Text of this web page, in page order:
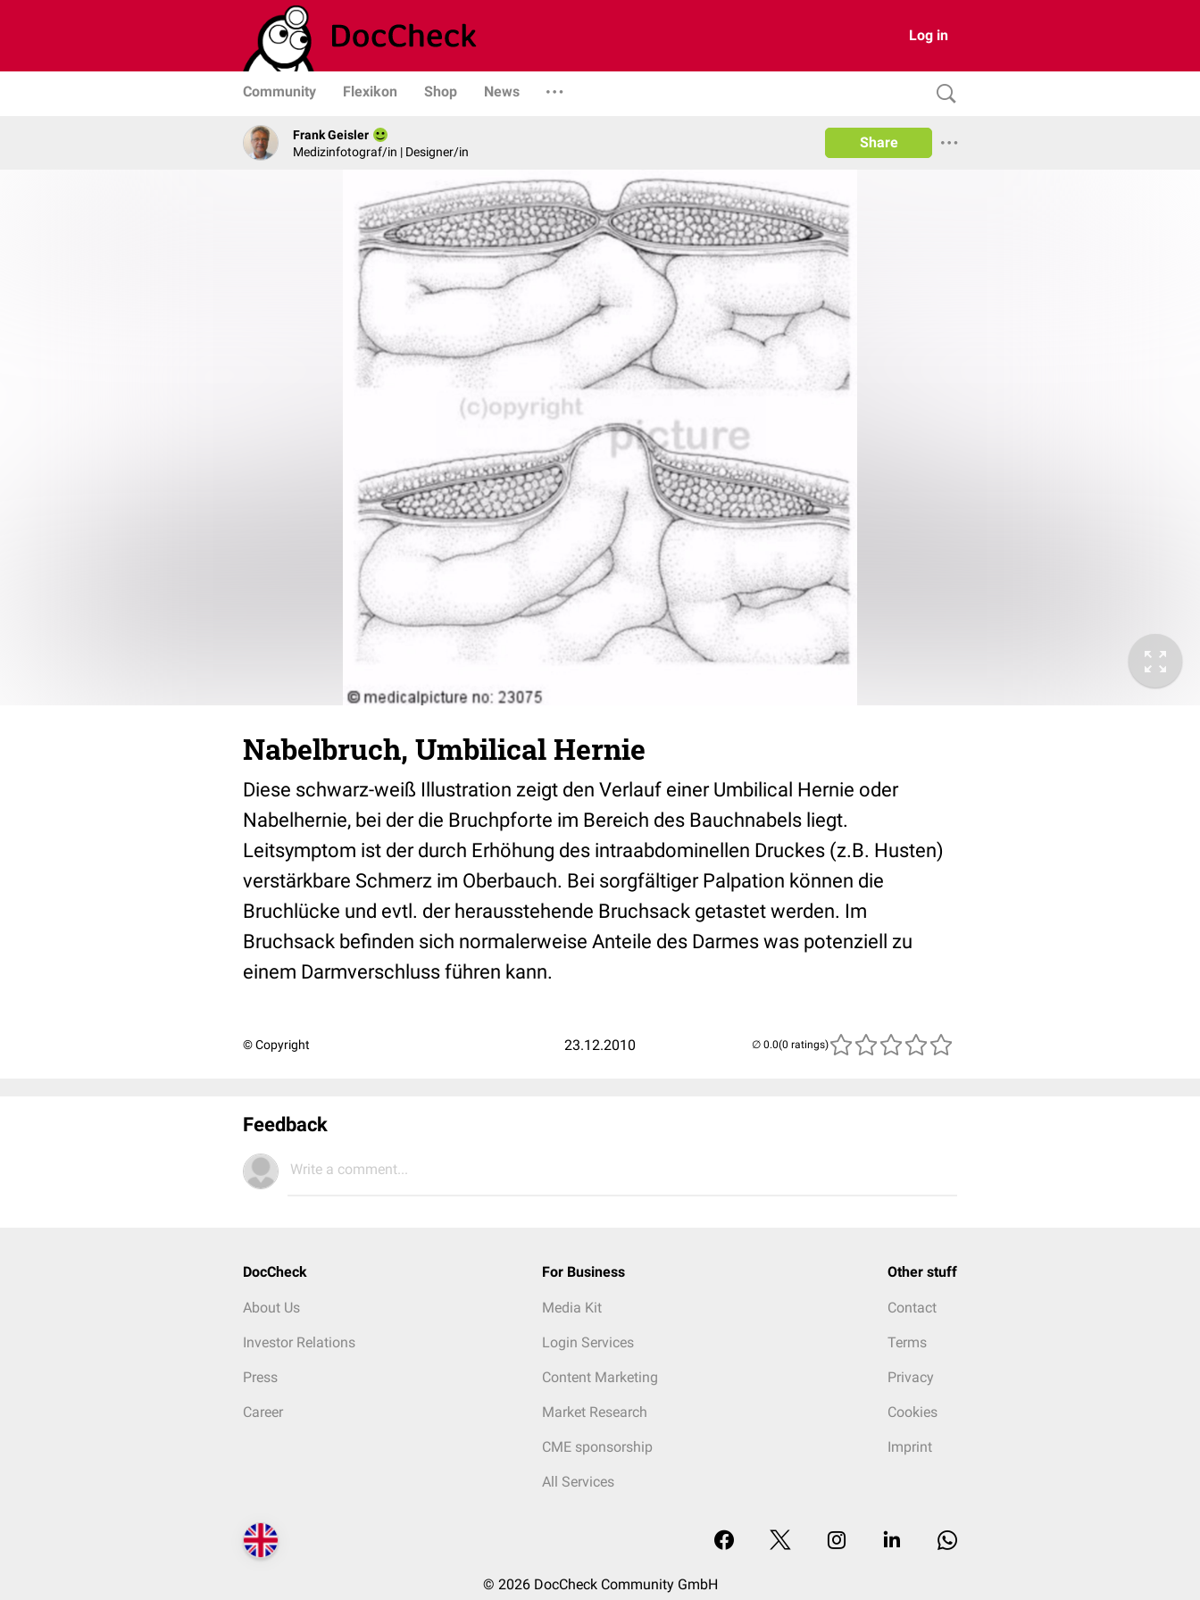
Log in
Community Flexikon Shop News
Frank Geisler
Medizinfotograf/in | Designer/in
Share
Nabelbruch, Umbilical Hernie
Diese schwarz-weiß Illustration zeigt den Verlauf einer Umbilical Hernie oder
Nabelhernie, bei der die Bruchpforte im Bereich des Bauchnabels liegt.
Leitsymptom ist der durch Erhöhung des intraabdominellen Druckes (z.B. Husten)
verstärkbare Schmerz im Oberbauch. Bei sorgfältiger Palpation können die
Bruchlücke und evtl. der herausstehende Bruchsack getastet werden. Im
Bruchsack befinden sich normalerweise Anteile des Darmes was potenziell zu
einem Darmverschluss führen kann.
© Copyright 23.12.2010 (0 ratings)
Feedback
Write a comment...
DocCheck
About Us
Investor Relations
Press
Career
For Business
Media Kit
Login Services
Content Marketing
Market Research
CME sponsorship
All Services
Other stuff
Contact
Terms
Privacy
Cookies
Imprint
© 2026 DocCheck Community GmbH